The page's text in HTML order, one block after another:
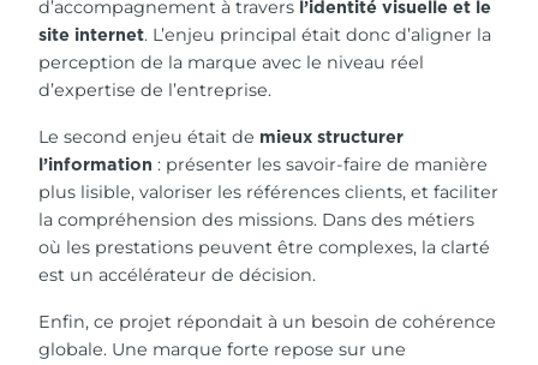
d’accompagnement à travers l’identité visuelle et le
site internet. L’enjeu principal était donc d’aligner la
perception de la marque avec le niveau réel
d’expertise de l’entreprise.
Le second enjeu était de mieux structurer
l’information : présenter les savoir-faire de manière
plus lisible, valoriser les références clients, et faciliter
la compréhension des missions. Dans des métiers
où les prestations peuvent être complexes, la clarté
est un accélérateur de décision.
Enfin, ce projet répondait à un besoin de cohérence
globale. Une marque forte repose sur une